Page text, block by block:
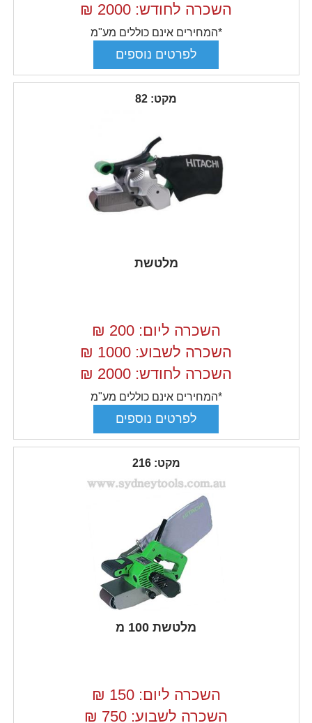
השכרה לחודש: 2000
₪
*המחירים אינם כוללים מע"מ
מקט: 82
מלטשת
השכרה ליום: 200
₪
השכרה לשבוע: 1000
₪
השכרה לחודש: 2000
₪
*המחירים אינם כוללים מע"מ
מקט: 216
מלטשת 100 מ
השכרה ליום: 150
₪
השכרה לשבוע: 750
₪